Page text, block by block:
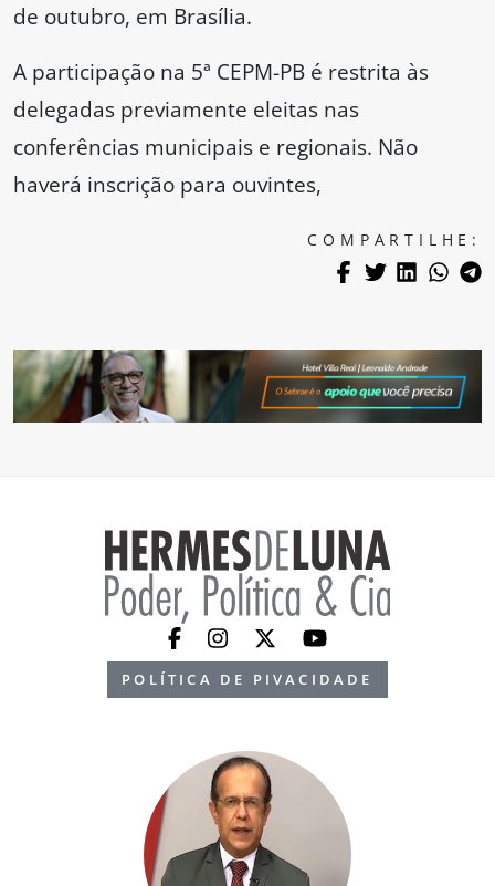
de outubro, em Brasília.
A participação na 5ª CEPM-PB é restrita às
delegadas previamente eleitas nas
conferências municipais e regionais. Não
haverá inscrição para ouvintes,
COMPARTILHE:
POLÍTICA DE PIVACIDADE